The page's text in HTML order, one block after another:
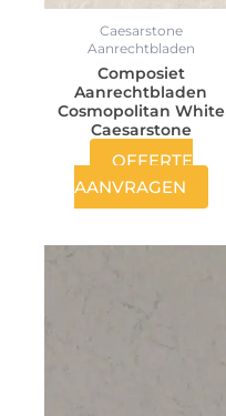
Caesarstone
Aanrechtbladen
Composiet
Aanrechtbladen
Cosmopolitan White
Caesarstone
OFFERTE
AANVRAGEN